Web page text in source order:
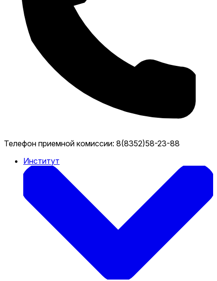
Телефон приемной комиссии: 8(8352)58-23-88
Институт